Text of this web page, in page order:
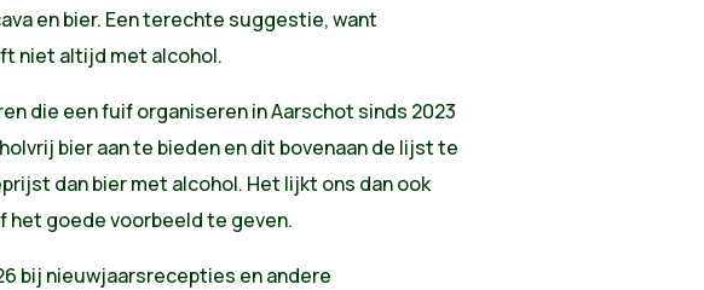
en bier. Een terechte suggestie, want
niet altijd met alcohol.
die een fuif organiseren in Aarschot sinds 2023
bier aan te bieden en dit bovenaan de lijst te
dan bier met alcohol. Het lijkt ons dan ook
het goede voorbeeld te geven.
bij nieuwjaarsrecepties en andere